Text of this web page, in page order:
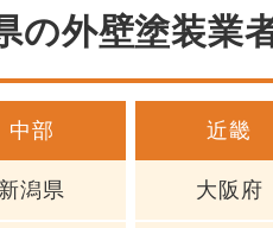
の外壁塗装業
中部
新潟県
近畿
大阪府